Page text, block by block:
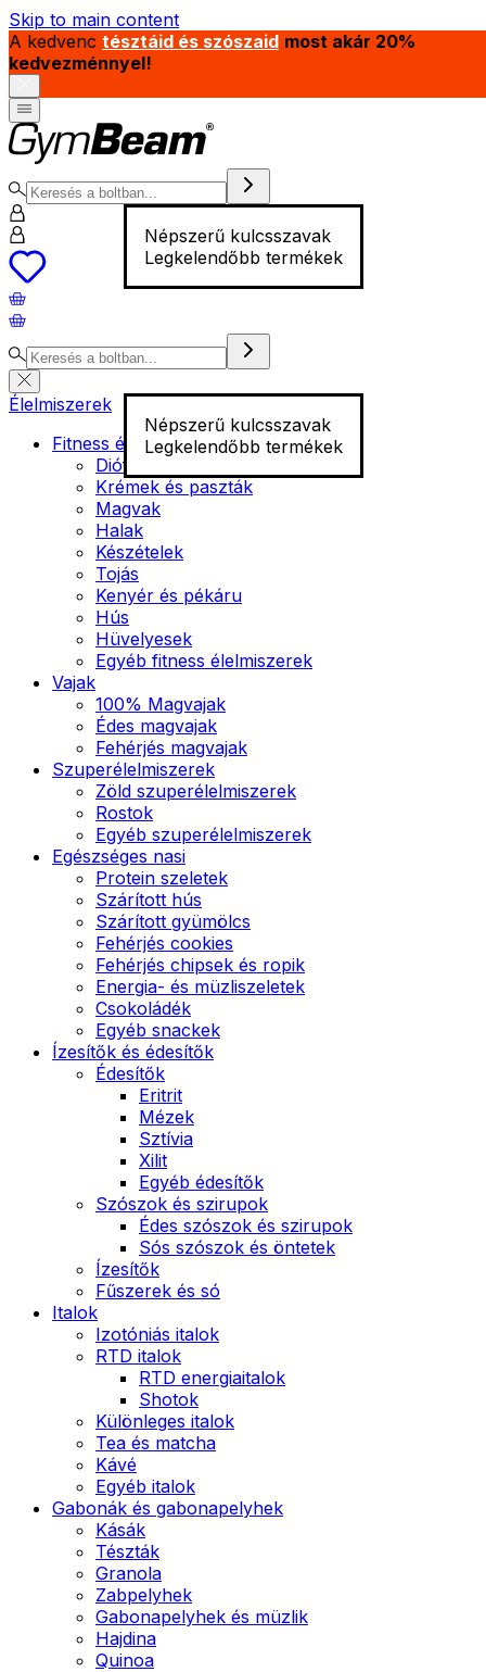
Skip to main content
A kedvenc tésztáid és szószaid most akár 20%
kedvezménnyel!
Népszerű kulcsszavak
Legkelendőbb termékek
Népszerű kulcsszavak
Legkelendőbb termékek
Élelmiszerek
Fitness élelmiszer
Diófélék
Krémek és paszták
Magvak
Halak
Készételek
Tojás
Kenyér és pékáru
Hús
Hüvelyesek
Egyéb fitness élelmiszerek
Vajak
100% Magvajak
Édes magvajak
Fehérjés magvajak
Szuperélelmiszerek
Zöld szuperélelmiszerek
Rostok
Egyéb szuperélelmiszerek
Egészséges nasi
Protein szeletek
Szárított hús
Szárított gyümölcs
Fehérjés cookies
Fehérjés chipsek és ropik
Energia- és müzliszeletek
Csokoládék
Egyéb snackek
Ízesítők és édesítők
Édesítők
Eritrit
Mézek
Sztívia
Xilit
Egyéb édesítők
Szószok és szirupok
Édes szószok és szirupok
Sós szószok és öntetek
Ízesítők
Fűszerek és só
Italok
Izotóniás italok
RTD italok
RTD energiaitalok
Shotok
Különleges italok
Tea és matcha
Kávé
Egyéb italok
Gabonák és gabonapelyhek
Kásák
Tészták
Granola
Zabpelyhek
Gabonapelyhek és müzlik
Hajdina
Quinoa